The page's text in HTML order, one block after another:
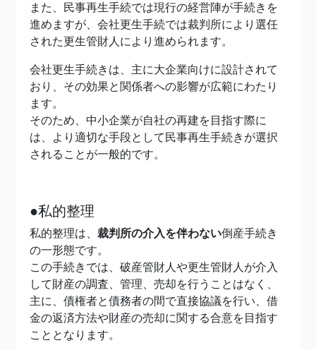
また、民事再生手続では現行の経営陣が手続きを
進めますが、会社更生手続では裁判所により選任
された更生管財人により進められます。
会社更生手続きは、主に大企業向けに設計されて
おり、その効果と関係者への影響が広範にわたり
ます。
そのため、中小企業が自社の再建を目指す際に
は、より適切な手段として民事再生手続きが選択
されることが一般的です。
●私的整理
私的整理は、 裁判所の介入を伴わない倒産手続き
の一形態です。
この手続きでは、破産管財人や更生管財人が介入
して財産の調査、管理、売却を行うことはなく、
主に、債権者と債務者の間で直接協議を行い、借
金の返済方法や財産の売却に関する合意を目指す
こととなります。